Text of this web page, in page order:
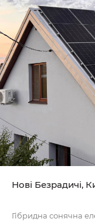
Нові Безрадичі,
Гібридна сонячна